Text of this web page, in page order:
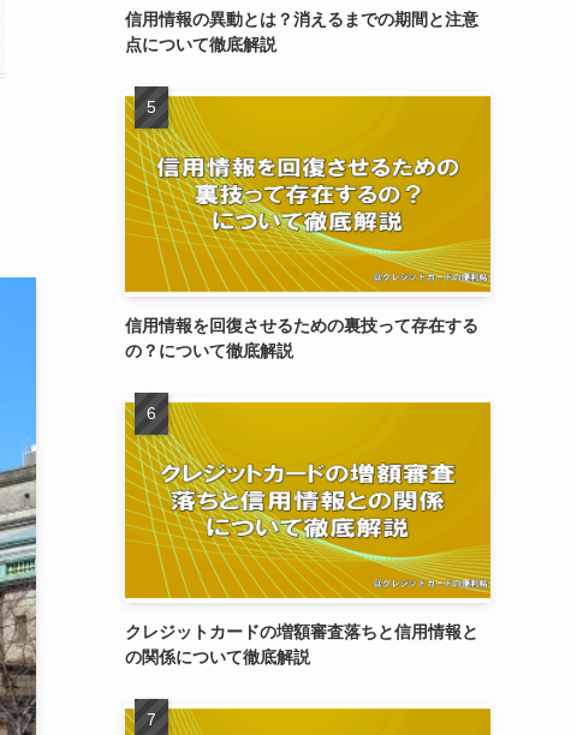
信用情報の異動とは？消えるまでの期間と注意
点について徹底解説
信用情報を回復させるための裏技って存在する
の？について徹底解説
クレジットカードの増額審査落ちと信用情報と
の関係について徹底解説